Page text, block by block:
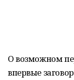
О возможном
впервые